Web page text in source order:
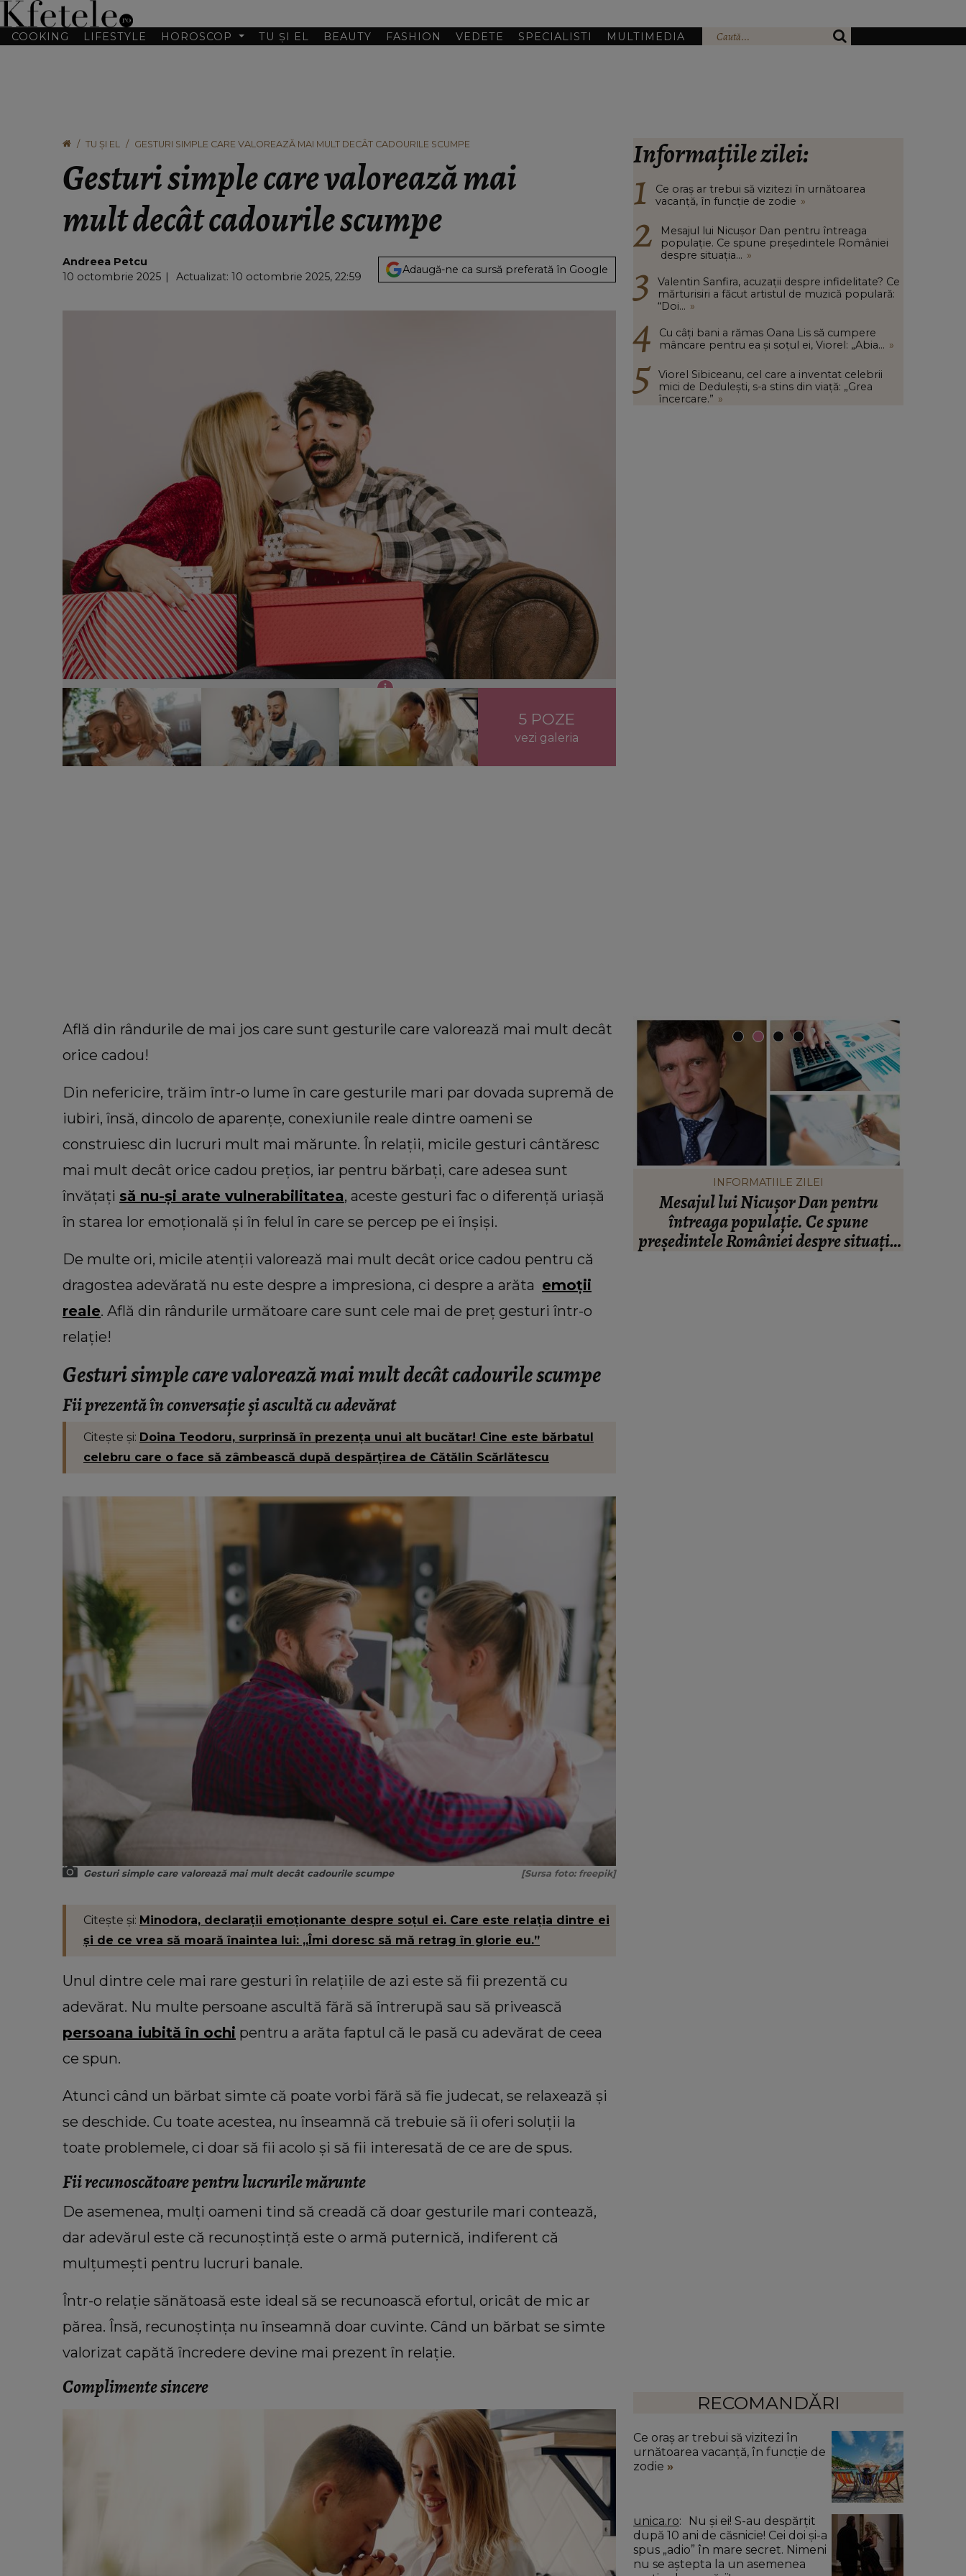
COOKING LIFESTYLE HOROSCOP TU ȘI EL BEAUTY FASHION VEDETE SPECIALISTI MULTIMEDIA
TU ȘI EL GESTURI SIMPLE CARE VALOREAZĂ MAI MULT DECÂT CADOURILE SCUMPE
Gesturi simple care valorează mai
mult decât cadourile scumpe
Andreea Petcu
10 octombrie 2025
Actualizat: 10 octombrie 2025, 22:59
Adaugă-ne ca sursă preferată în Google
Gesturi simple care valorează mai mult decât cadourile scumpe
5 POZE
vezi galeria
Informațiile zilei:
Ce oraș ar trebui să vizitezi în urnătoarea
vacanță, în funcție de zodie »
Mesajul lui Nicușor Dan pentru întreaga
populație. Ce spune președintele României
despre situația... »
Valentin Sanfira, acuzații despre infidelitate? Ce
mărturisiri a făcut artistul de muzică populară:
“Doi... »
Cu câți bani a rămas Oana Lis să cumpere
mâncare pentru ea și soțul ei, Viorel: „Abia... »
Viorel Sibiceanu, cel care a inventat celebrii
mici de Dedulești, s-a stins din viață: „Grea
încercare.” »
Află din rândurile de mai jos care sunt gesturile care valorează mai mult decât
orice cadou!
Din nefericire, trăim într-o lume în care gesturile mari par dovada supremă de
iubiri, însă, dincolo de aparențe, conexiunile reale dintre oameni se
construiesc din lucruri mult mai mărunte. În relații, micile gesturi cântăresc
mai mult decât orice cadou prețios, iar pentru bărbați, care adesea sunt
învățați să nu-și arate vulnerabilitatea, aceste gesturi fac o diferență uriașă
în starea lor emoțională și în felul în care se percep pe ei înșiși.
De multe ori, micile atenții valorează mai mult decât orice cadou pentru că
dragostea adevărată nu este despre a impresiona, ci despre a arăta emoții
reale. Află din rândurile următoare care sunt cele mai de preț gesturi într-o
relație!
Gesturi simple care valorează mai mult decât cadourile scumpe
Fii prezentă în conversație și ascultă cu adevărat
Citește și: Doina Teodoru, surprinsă în prezența unui alt bucătar! Cine este bărbatul
celebru care o face să zâmbească după despărțirea de Cătălin Scărlătescu
Gesturi simple care valorează mai mult decât cadourile scumpe [Sursa foto: freepik]
Citește și: Minodora, declarații emoționante despre soțul ei. Care este relația dintre ei
și de ce vrea să moară înaintea lui: „Îmi doresc să mă retrag în glorie eu.”
Unul dintre cele mai rare gesturi în relațiile de azi este să fii prezentă cu
adevărat. Nu multe persoane ascultă fără să întrerupă sau să privească
persoana iubită în ochi pentru a arăta faptul că le pasă cu adevărat de ceea
ce spun.
Atunci când un bărbat simte că poate vorbi fără să fie judecat, se relaxează și
se deschide. Cu toate acestea, nu înseamnă că trebuie să îi oferi soluții la
toate problemele, ci doar să fii acolo și să fii interesată de ce are de spus.
Fii recunoscătoare pentru lucrurile mărunte
De asemenea, mulți oameni tind să creadă că doar gesturile mari contează,
dar adevărul este că recunoștință este o armă puternică, indiferent că
mulțumești pentru lucruri banale.
Într-o relație sănătoasă este ideal să se recunoască efortul, oricât de mic ar
părea. Însă, recunoștința nu înseamnă doar cuvinte. Când un bărbat se simte
valorizat capătă încredere devine mai prezent în relație.
Complimente sincere
Cu câți bani a rămas Oana Lis să
cumpere mâncare pentru ea și soțul ei,
Ce oraș ar trebui să vizitezi în
urnătoarea vacanță, în funcție de zodie
INFORMATIILE ZILEI
Mesajul lui Nicușor Dan pentru
întreaga populație. Ce spune
președintele României despre situația
RECOMANDĂRI
Ce oraș ar trebui să vizitezi în
urnătoarea vacanță, în funcție de
zodie
unica.ro
după 10 ani de căsnicie! Cei doi și-a
spus „adio” în mare secret. Nimeni
nu se aștepta la un asemenea